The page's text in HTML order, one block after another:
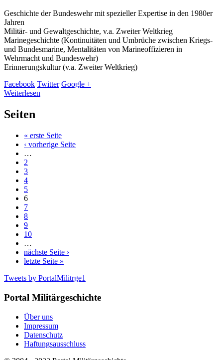
Geschichte der Bundeswehr mit spezieller Expertise in den 1980er
Jahren
Militär- und Gewaltgeschichte, v.a. Zweiter Weltkrieg
Marinegeschichte (Kontinuitäten und Umbrüche zwischen Kriegs-
und Bundesmarine, Mentalitäten von Marineoffizieren in
Wehrmacht und Bundeswehr)
Erinnerungskultur (v.a. Zweiter Weltkrieg)
Facebook Twitter Google +
Weiterlesen
Seiten
« erste Seite
‹ vorherige Seite
…
2
3
4
5
6
7
8
9
10
…
nächste Seite ›
letzte Seite »
Tweets by PortalMilitrge1
Portal Militärgeschichte
Über uns
Impressum
Datenschutz
Haftungsausschluss